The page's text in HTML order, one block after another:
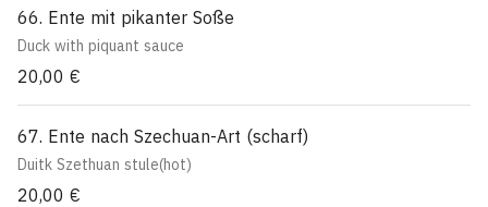
66. Ente mit pikanter Soße
Duck with piquant sauce
20,00 €
67. Ente nach Szechuan-Art (scharf)
Duitk Szethuan stule(hot)
20,00 €